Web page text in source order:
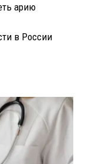
арию
в России